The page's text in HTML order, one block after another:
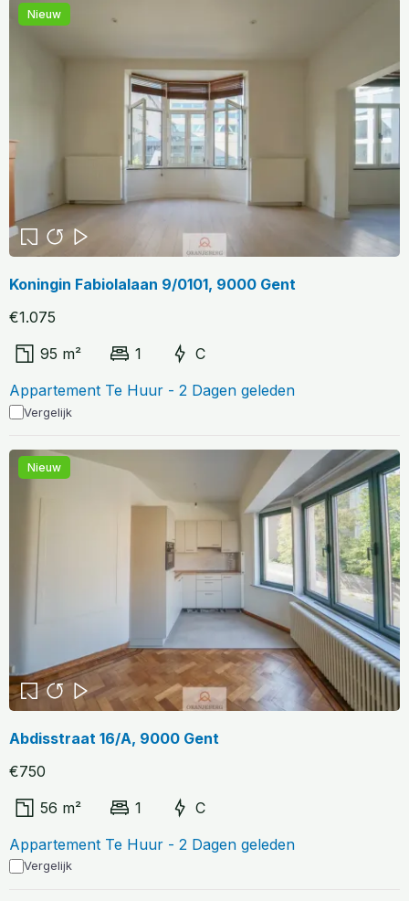
Nieuw
Koningin Fabiolalaan 9/0101, 9000 Gent
€1.075
95 m²
1
C
Appartement Te Huur - 2 Dagen geleden
Vergelijk
Nieuw
Abdisstraat 16/A, 9000 Gent
€750
56 m²
1
C
Appartement Te Huur - 2 Dagen geleden
Vergelijk